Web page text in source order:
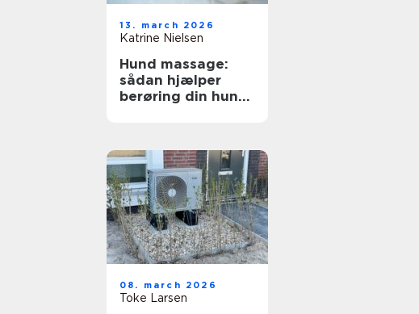
13. march 2026
Katrine Nielsen
Hund massage:
sådan hjælper
berøring din hund
08. march 2026
Toke Larsen